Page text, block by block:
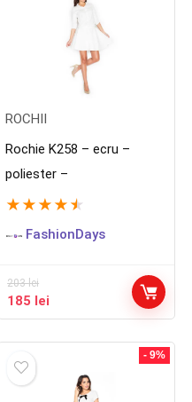
ROCHII
Rochie K258 – ecru –
poliester –
★ ★ ★ ★ ★
FashionDays
203lei
Prețul
inițial
203 lei.
185 lei
curent
- 9%